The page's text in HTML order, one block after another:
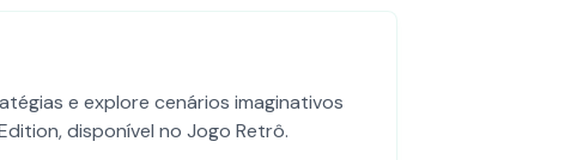
e explore cenários imaginativos
disponível no Jogo Retrô.